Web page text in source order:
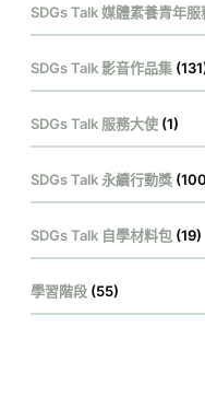
SDGs Talk 媒體素養青年服
SDGs Talk 影音作品集
SDGs Talk 服務大使 (1)
SDGs Talk 永續行動獎
SDGs Talk 自學材料包 (19)
學習階段 (55)